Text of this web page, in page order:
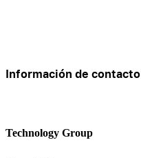
Información de contacto
Technology Group